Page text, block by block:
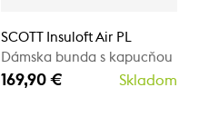
SCOTT Insuloft Air PL
Dámska bunda s kapucňou
169,90 € Skladom